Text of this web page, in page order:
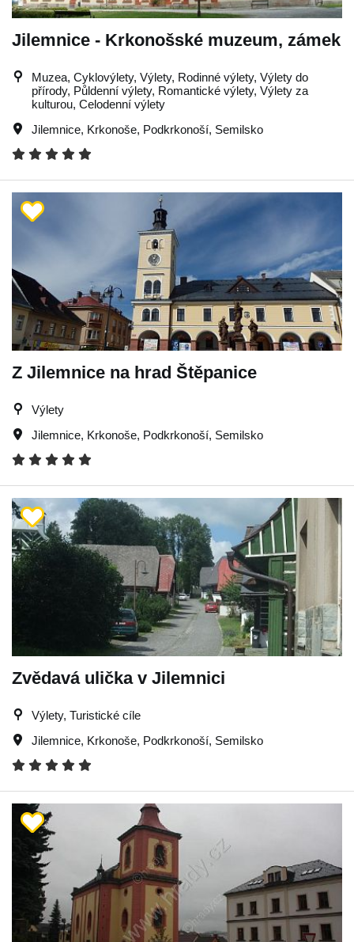
Jilemnice - Krkonošské muzeum, zámek
Muzea, Cyklovýlety, Výlety, Rodinné výlety, Výlety do
přírody, Půldenní výlety, Romantické výlety, Výlety za
kulturou, Celodenní výlety
Jilemnice, Krkonoše, Podkrkonoší, Semilsko
Z Jilemnice na hrad Štěpanice
Výlety
Jilemnice, Krkonoše, Podkrkonoší, Semilsko
Zvědavá ulička v Jilemnici
Výlety, Turistické cíle
Jilemnice, Krkonoše, Podkrkonoší, Semilsko